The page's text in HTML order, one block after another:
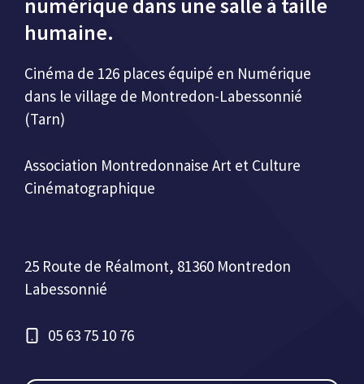
humaine.
Cinéma de 126 places équipé en Numérique
dans le village de Montredon-Labessonnié
(Tarn)
Association Montredonnaise Art et Culture
Cinématographique
25 Route de Réalmont, 81360 Montredon
Labessonnié
05 63 75 10 76